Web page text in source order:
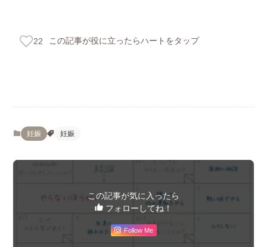
22 この記事が役に立ったらハートをタップ
妊娠 妊娠
この記事が気に入ったら
フォローしてね！
Follow Me